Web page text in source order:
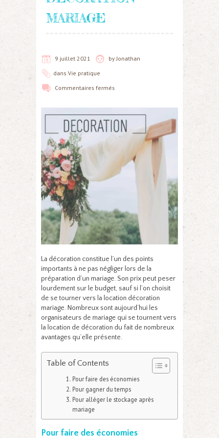
MARIAGE
9 juillet 2021 by Jonathan
dans Vie pratique
Commentaires fermés
La décoration constitue l’un des points
importants à ne pas négliger lors de la
préparation d’un mariage. Son prix peut peser
lourdement sur le budget, sauf si l’on choisit
de se tourner vers la location décoration
mariage. Nombreux sont aujourd’hui les
organisateurs de mariage qui se tournent vers
la location de décoration du fait de nombreux
avantages qu’elle présente.
Table of Contents
Pour faire des économies
Pour gagner du temps
Pour alléger le stockage après
mariage
Pour faire des économies